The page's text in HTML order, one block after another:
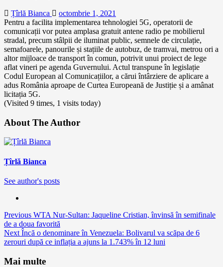
Țîrlă Bianca
octombrie 1, 2021
Pentru a facilita implementarea tehnologiei 5G, operatorii de
comunicații vor putea amplasa gratuit antene radio pe mobilierul
stradal, precum stâlpii de iluminat public, semnele de circulație,
semafoarele, panourile și stațiile de autobuz, de tramvai, metrou ori a
altor mijloace de transport în comun, potrivit unui proiect de lege
aflat vineri pe agenda Guvernului. Actul transpune în legislație
Codul European al Comunicațiilor, a cărui întârziere de aplicare a
adus România aproape de Curtea Europeană de Justiție și a amânat
licitația 5G.
(Visited 9 times, 1 visits today)
About The Author
Țîrlă Bianca
See author's posts
Continue
Reading
Previous WTA Nur-Sultan: Jaqueline Cristian, învinsă în semifinale
de a doua favorită
Next Încă o denominare în Venezuela: Bolivarul va scăpa de 6
zerouri după ce inflația a ajuns la 1.743% în 12 luni
Mai multe